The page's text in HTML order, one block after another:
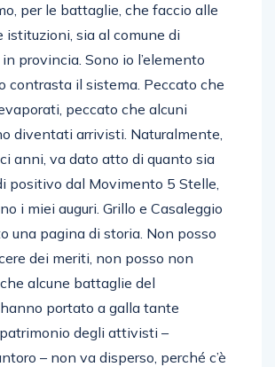
per le battaglie, che faccio alle
istituzioni, sia al comune di
provincia. Sono io l’elemento
contrasta il sistema. Peccato che
peccato che alcuni
diventati arrivisti. Naturalmente,
anni, va dato atto di quanto sia
positivo dal Movimento 5 Stelle,
i miei auguri. Grillo e Casaleggio
una pagina di storia. Non posso
dei meriti, non posso non
alcune battaglie del
portato a galla tante
degli attivisti –
– non va disperso, perché c’è